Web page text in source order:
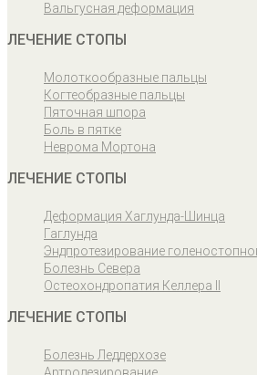
Вальгусная деформация
ЛЕЧЕНИЕ СТОПЫ
Молоткообразные пальцы
Когтеобразные пальцы
Пяточная шпора
Боль в пятке
Неврома Мортона
ЛЕЧЕНИЕ СТОПЫ
Деформация Хаглунда-Шинца
Гаглунда
Эндпротезирование
Болезнь Севера
Остеохондропатия Келлера II
ЛЕЧЕНИЕ СТОПЫ
Болезнь Леддерхозе